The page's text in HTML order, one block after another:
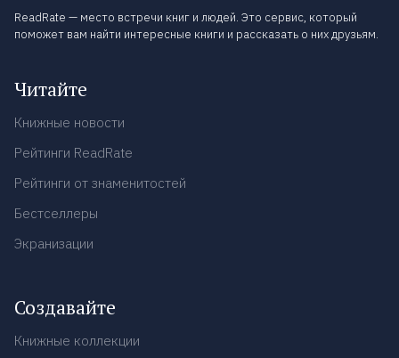
ReadRate — место встречи книг и людей. Это сервис, который
поможет вам найти интересные книги и рассказать о них друзьям.
Читайте
Книжные новости
Рейтинги ReadRate
Рейтинги от знаменитостей
Бестселлеры
Экранизации
Создавайте
Книжные коллекции